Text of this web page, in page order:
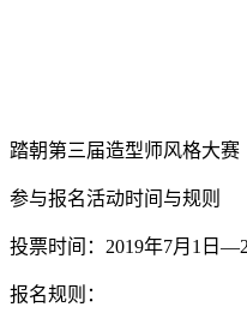
踏朝第三届造型师风格大赛
参与报名活动时间与规则
投票时间：2019年7月1日
报名规则：